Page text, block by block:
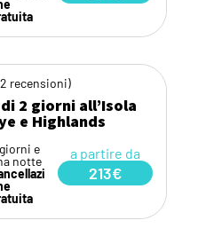
recensioni)
2 giorni all’Isola
e Highlands
e
notte
a partire da
213€